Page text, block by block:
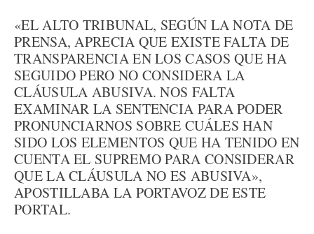
«EL ALTO TRIBUNAL, SEGÚN LA NOTA DE
PRENSA, APRECIA QUE EXISTE FALTA DE
TRANSPARENCIA EN LOS CASOS QUE HA
SEGUIDO PERO NO CONSIDERA LA
CLÁUSULA ABUSIVA. NOS FALTA
EXAMINAR LA SENTENCIA PARA PODER
PRONUNCIARNOS SOBRE CUÁLES HAN
SIDO LOS ELEMENTOS QUE HA TENIDO EN
CUENTA EL SUPREMO PARA CONSIDERAR
QUE LA CLÁUSULA NO ES ABUSIVA»,
APOSTILLABA LA PORTAVOZ DE ESTE
PORTAL.